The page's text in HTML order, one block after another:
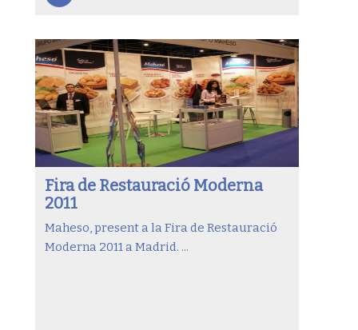
Fira de Restauració Moderna
2011
Maheso, present a la Fira de Restauració
Moderna 2011 a Madrid. ...